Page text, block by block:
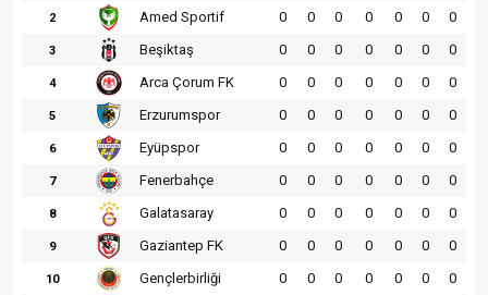
2 Amed Sportif 0 0 0 0 0 0 0
3 Beşiktaş 0 0 0 0 0 0 0
4 Arca Çorum FK 0 0 0 0 0 0 0
5 Erzurumspor 0 0 0 0 0 0 0
6 Eyüpspor 0 0 0 0 0 0 0
7 Fenerbahçe 0 0 0 0 0 0 0
8 Galatasaray 0 0 0 0 0 0 0
9 Gaziantep FK 0 0 0 0 0 0 0
10 Gençlerbirliği 0 0 0 0 0 0 0